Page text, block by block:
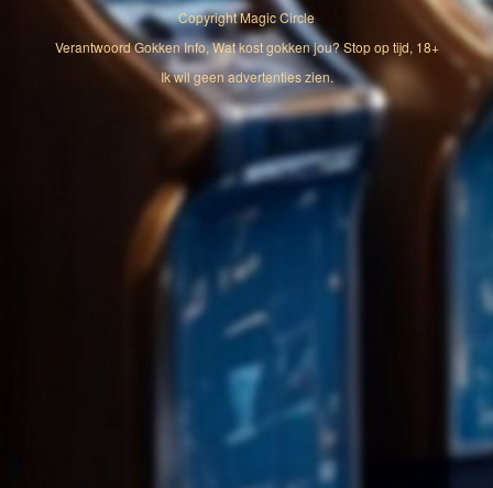
CopyrightMagic Circle
Verantwoord Gokken Info, Wat kost gokken jou? Stop op tijd, 18+
Ik wil geen advertenties zien.